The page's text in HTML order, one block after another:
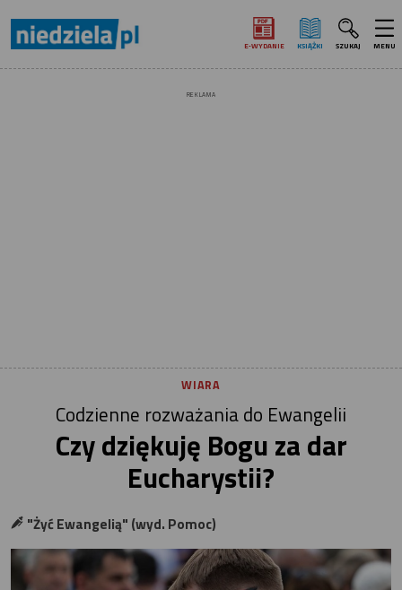
E‑WYDANIE KSIĄŻKI SZUKAJ MENU
REKLAMA
WIARA
Codzienne rozważania do Ewangelii
Czy dziękuję Bogu za dar
Eucharystii?
"Żyć Ewangelią" (wyd. Pomoc)